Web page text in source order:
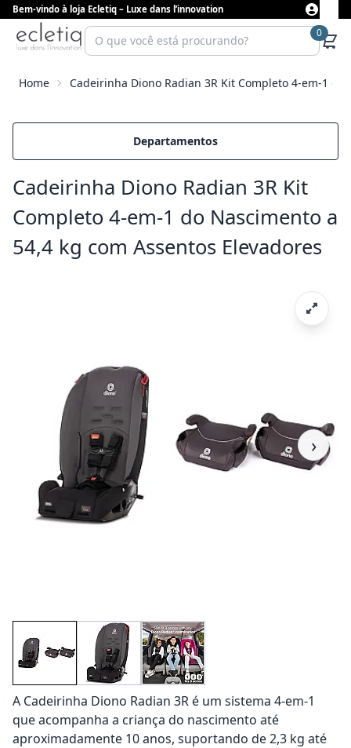
Bem-vindo à loja Ecletiq – Luxe dans l’innovation
0
Home Cadeirinha Diono Radian 3R Kit Completo 4-em-1
Departamentos
Cadeirinha Diono Radian 3R Kit
Completo 4-em-1 do Nascimento a
54,4 kg com Assentos Elevadores
›
A Cadeirinha Diono Radian 3R é um sistema 4-em-1
que acompanha a criança do nascimento até
aproximadamente 10 anos, suportando de 2,3 kg até